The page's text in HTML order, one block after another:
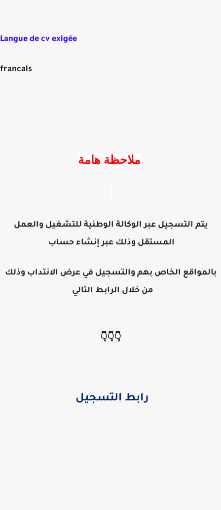
Langue de cv exigée
ملاحظة هامة
يتم التسجيل عبر الوكالة الوطنية للتشغيل والعمل
المستقل وذلك عبر إنشاء حساب
الخاص بهم والتسجيل في عرض الانتداب وذلك
من خلال الرابط التالي
👇👇👇
رابط التسجيل